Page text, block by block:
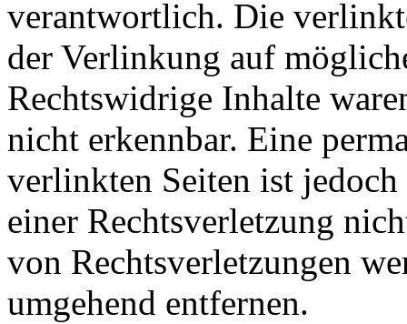
verantwortlich. Die
der Verlinkung auf
Rechtswidrige Inhalte
nicht erkennbar. Eine
verlinkten Seiten ist
einer Rechtsverletzung
von Rechtsverletzungen
umgehend entfernen.